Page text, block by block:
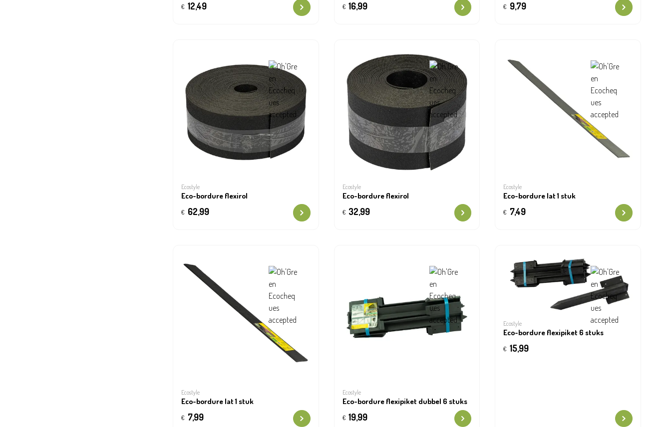
€ 12,49 € 16,99 € 9,79
Ecostyle
Eco-bordure flexirol
€ 62,99
Ecostyle
Eco-bordure flexirol
€ 32,99
Ecostyle
Eco-bordure lat 1 stuk
€ 7,49
Ecostyle
Eco-bordure lat 1 stuk
€ 7,99
Ecostyle
Eco-bordure flexipiket dubbel 6 stuks
€ 19,99
Ecostyle
Eco-bordure flexipiket 6 stuks
€ 15,99